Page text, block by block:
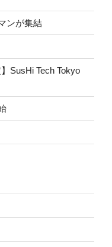
ンが集結
SusHi Tech Tokyo